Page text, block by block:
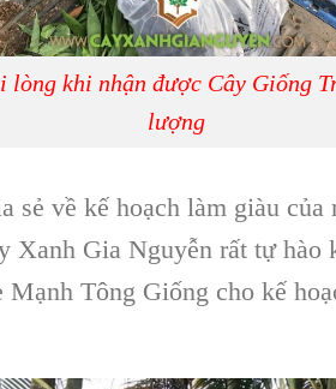
lòng khi nhận được Cây Giống
lượng
sẻ về kế hoạch làm giàu
Xanh Gia Nguyễn rất tự hào
Tông Giống cho kế